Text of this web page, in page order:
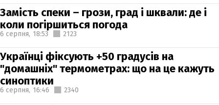
Замість спеки – грози, град і шквали: де і
коли погіршиться погода
6 серпня, 18:53 2123
Українці фіксують +50 градусів на
"домашніх" термометрах: що на це кажуть
синоптики
6 серпня, 16:46 2340